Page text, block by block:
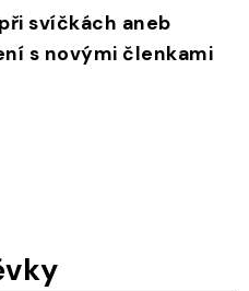
svíčkách aneb
s novými členkami